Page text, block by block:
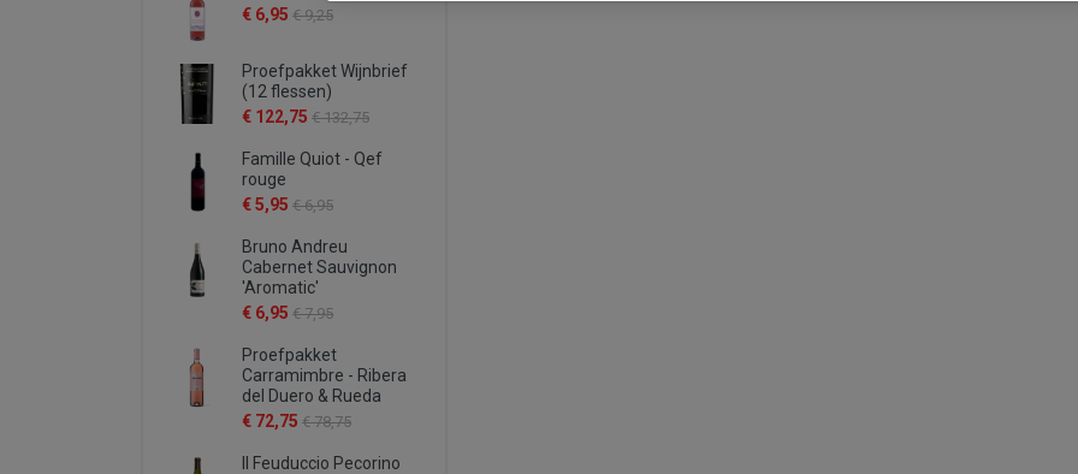
€ 6,95 € 9,25
Proefpakket Wijnbrief
(12 flessen)
€ 122,75 € 132,75
Famille Quiot - Qef
rouge
€ 5,95 € 6,95
Bruno Andreu
Cabernet Sauvignon
'Aromatic'
€ 6,95 € 7,95
Proefpakket
Carramimbre - Ribera
del Duero & Rueda
€ 72,75 € 78,75
Il Feuduccio Pecorino